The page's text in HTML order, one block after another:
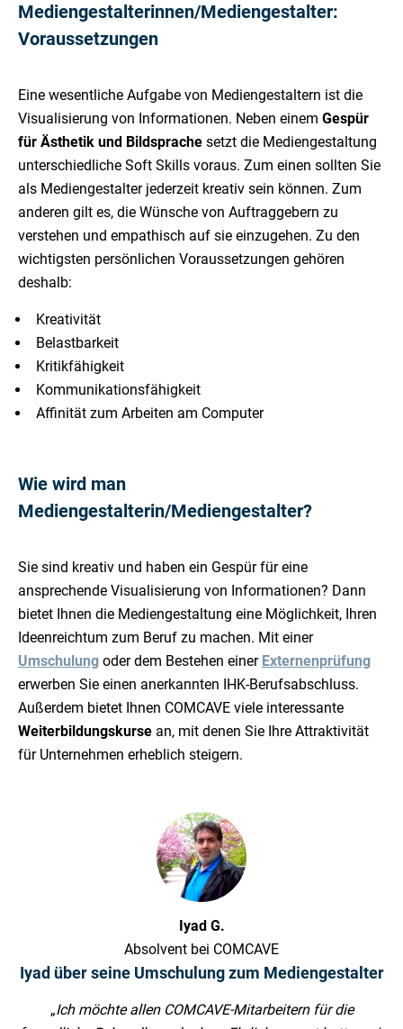
Mediengestalterinnen/Mediengestalter:
Voraussetzungen
Eine wesentliche Aufgabe von Mediengestaltern ist die
Visualisierung von Informationen. Neben einem Gespür
für Ästhetik und Bildsprache setzt die Mediengestaltung
unterschiedliche Soft Skills voraus. Zum einen sollten Sie
als Mediengestalter jederzeit kreativ sein können. Zum
anderen gilt es, die Wünsche von Auftraggebern zu
verstehen und empathisch auf sie einzugehen. Zu den
wichtigsten persönlichen Voraussetzungen gehören
deshalb:
Kreativität
Belastbarkeit
Kritikfähigkeit
Kommunikationsfähigkeit
Affinität zum Arbeiten am Computer
Wie wird man
Mediengestalterin/Mediengestalter?
Sie sind kreativ und haben ein Gespür für eine
ansprechende Visualisierung von Informationen? Dann
bietet Ihnen die Mediengestaltung eine Möglichkeit, Ihren
Ideenreichtum zum Beruf zu machen. Mit einer
Umschulung oder dem Bestehen einer Externenprüfung
erwerben Sie einen anerkannten IHK-Berufsabschluss.
Außerdem bietet Ihnen COMCAVE viele interessante
Weiterbildungskurse an, mit denen Sie Ihre Attraktivität
für Unternehmen erheblich steigern.
Iyad G.
Absolvent bei COMCAVE
Iyad über seine Umschulung zum Mediengestalter
„Ich möchte allen COMCAVE-Mitarbeitern für die